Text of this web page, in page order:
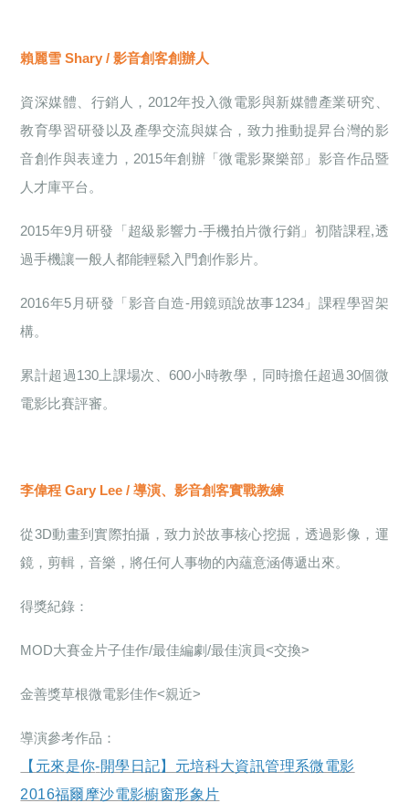
賴麗雪 Shary / 影音創客創辦人
資深媒體、行銷人，2012年投入微電影與新媒體產業研究、
教育學習研發以及產學交流與媒合，致力推動提昇台灣的影
音創作與表達力，2015年創辦「微電影聚樂部」影音作品暨
人才庫平台。
2015年9月研發「超級影響力-手機拍片微行銷」初階課程,透
過手機讓一般人都能輕鬆入門創作影片。
2016年5月研發「影音自造-用鏡頭說故事1234」課程學習架
構。
累計超過130上課場次、600小時教學，同時擔任超過30個微
電影比賽評審。
李偉程 Gary Lee / 導演、影音創客實戰教練
從3D動畫到實際拍攝，致力於故事核心挖掘，透過影像，運
鏡，剪輯，音樂，將任何人事物的內蘊意涵傳遞出來。
得獎紀錄：
MOD大賽金片子佳作/最佳編劇/最佳演員<交換>
金善獎草根微電影佳作<親近>
導演參考作品：
【元來是你-開學日記】元培科大資訊管理系微電影
2016福爾摩沙電影櫥窗形象片